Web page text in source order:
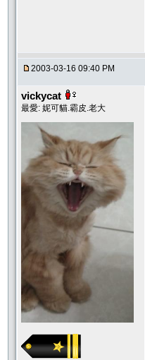
2003-03-16 09:40 PM
vickycat
最愛: 妮可貓.霸皮.老大